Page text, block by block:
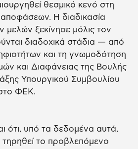
θεσμικό κενό στη
Η διαδικασία
μελών ξεκίνησε μόλις τον
διαδοχικά στάδια — από
και τη γνωμοδότηση
και Διαφάνειας της Βουλής
Υπουργικού Συμβουλίου
ΦΕΚ.
ότι, υπό τα δεδομένα αυτά,
το προβλεπόμενο